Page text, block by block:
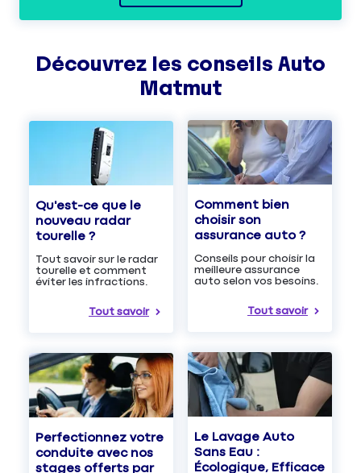
Découvrez les conseils Auto
Matmut
Qu'est-ce que le
nouveau radar
tourelle ?
Tout savoir sur le radar
tourelle et comment
éviter les infractions.
Tout savoir
Comment bien
choisir son
assurance auto ?
Conseils pour choisir la
meilleure assurance
auto selon vos besoins.
Tout savoir
Perfectionnez votre
conduite avec nos
stages offerts par
Le Lavage Auto
Sans Eau :
Écologique, Efficace